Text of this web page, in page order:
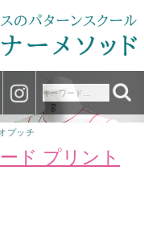
プッチ
ド プリント